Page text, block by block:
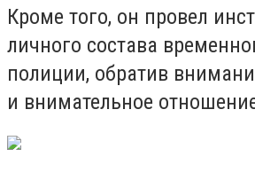
Кроме того, он провел
личного состава
полиции, обратив
и внимательное